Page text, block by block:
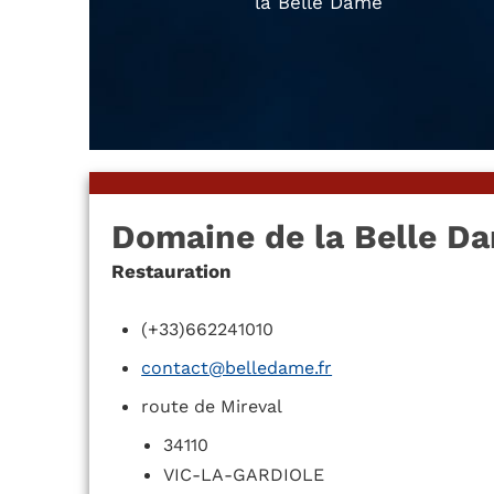
Domaine de la Belle
Restauration
(+33)662241010
contact@belledame.fr
route de Mireval
34110
VIC-LA-GARDIOLE